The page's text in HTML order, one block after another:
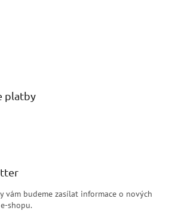
platby
vám budeme zasílat informace o nových
shopu.